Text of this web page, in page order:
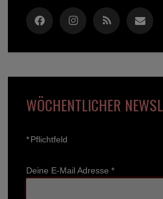
WÖCHENTLICHER
*Pflichtfeld
Deine E-Mail Adresse *